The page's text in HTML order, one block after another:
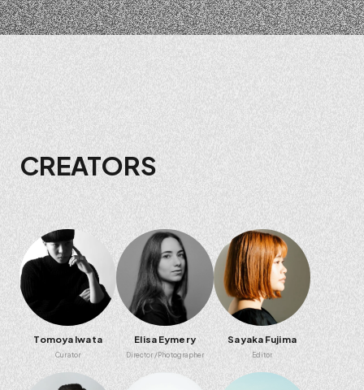
CREATORS
Tomoya Iwata
Curator
Elisa Eymery
Director Photographer
Sayaka Fujima
Editor